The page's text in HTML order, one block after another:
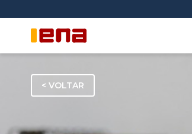
< VOLTAR